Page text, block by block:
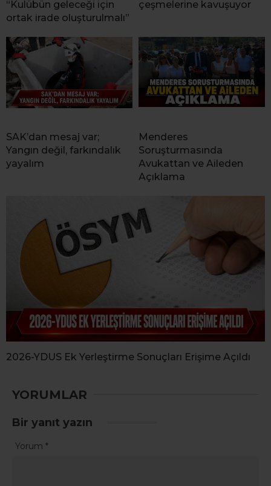
“Kulübün geleceği için
ortak irade oluşturulmalı”
çeşmelerine kavuşuyor
SAK’dan mesaj var;
Yangın değil, farkındalık
yayalım
Menderes
Soruşturmasında
Avukattan ve Aileden
Açıklama
2026-YDUS Ek Yerleştirme Sonuçları Erişime Açıldı
YORUMLAR
Bir yanıt yazın
Yorum *